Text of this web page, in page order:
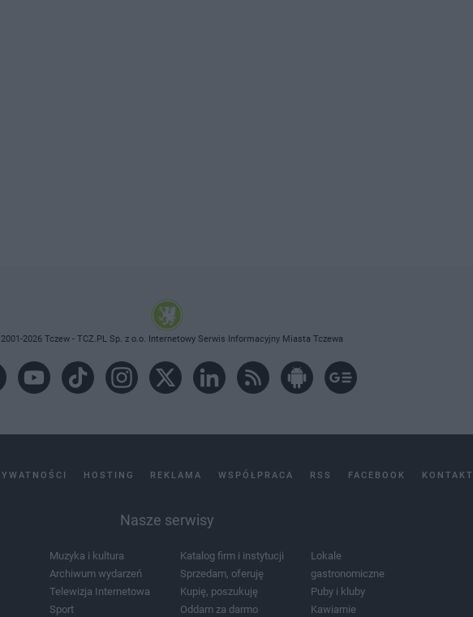
2026 Tczew - TCZ.PL Sp. z o.o. Internetowy Serwis Informacyjny Miasta Tczewa
HOSTING REKLAMA WSPÓŁPRACA RSS FACEBOOK KONTAKT
Nasze serwisy
Muzyka i kultura
Archiwum wydarzeń
Telewizja Internetowa
Sport
Katalog firm i instytucji
Sprzedam, oferuję
Kupię, poszukuję
Oddam za darmo
Lokale
gastronomiczne
Puby i kluby
Kawiarnie